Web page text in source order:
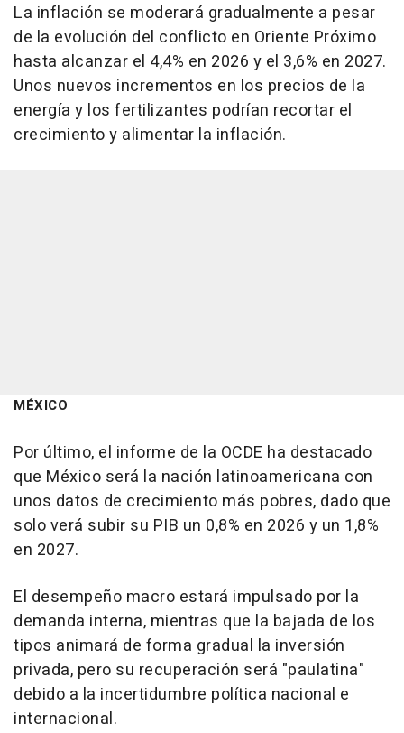
La inflación se moderará gradualmente a pesar
de la evolución del conflicto en Oriente Próximo
hasta alcanzar el 4,4% en 2026 y el 3,6% en 2027.
Unos nuevos incrementos en los precios de la
energía y los fertilizantes podrían recortar el
crecimiento y alimentar la inflación.
MÉXICO
Por último, el informe de la OCDE ha destacado
que México será la nación latinoamericana con
unos datos de crecimiento más pobres, dado que
solo verá subir su PIB un 0,8% en 2026 y un 1,8%
en 2027.
El desempeño macro estará impulsado por la
demanda interna, mientras que la bajada de los
tipos animará de forma gradual la inversión
privada, pero su recuperación será "paulatina"
debido a la incertidumbre política nacional e
internacional.